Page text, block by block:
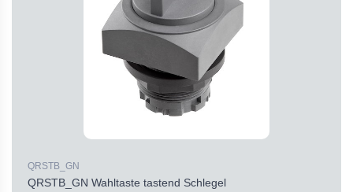
QRSTB_GN
QRSTB_GN Wahltaste tastend Schlegel